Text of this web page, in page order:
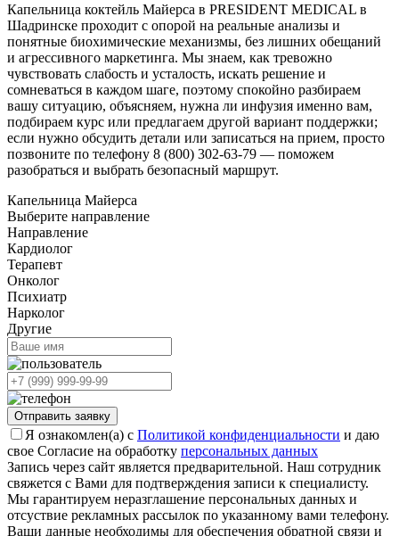
Капельница коктейль Майерса в PRESIDENT MEDICAL в
Шадринске проходит с опорой на реальные анализы и
понятные биохимические механизмы, без лишних обещаний
и агрессивного маркетинга. Мы знаем, как тревожно
чувствовать слабость и усталость, искать решение и
сомневаться в каждом шаге, поэтому спокойно разбираем
вашу ситуацию, объясняем, нужна ли инфузия именно вам,
подбираем курс или предлагаем другой вариант поддержки;
если нужно обсудить детали или записаться на прием, просто
позвоните по телефону 8 (800) 302-63-79 — поможем
разобраться и выбрать безопасный маршрут.
Капельница Майерса
Выберите направление
Направление
Кардиолог
Терапевт
Онколог
Психиатр
Нарколог
Другие
Отправить заявку
Я ознакомлен(а) с Политикой конфиденциальности и даю
свое Согласие на обработку персональных данных
Запись через сайт является предварительной. Наш сотрудник
свяжется с Вами для подтверждения записи к специалисту.
Мы гарантируем неразглашение персональных данных и
отсуствие рекламных рассылок по указанному вами телефону.
Ваши данные необходимы для обеспечения обратной связи и